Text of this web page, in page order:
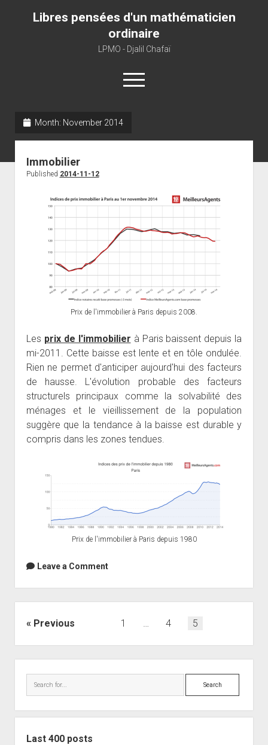
Libres pensées d'un mathématicien
ordinaire
LPMO - Djalil Chafaï
open
menu
About this blog
Month: November 2014
Immobilier
Published 2014-11-12
Prix de l'immobilier à Paris depuis 2008.
Les prix de l'immobilier à Paris baissent depuis la
mi-2011. Cette baisse est lente et en tôle ondulée.
Rien ne permet d'anticiper aujourd'hui des facteurs
de hausse. L'évolution probable des facteurs
structurels principaux comme la solvabilité des
ménages et le vieillissement de la population
suggère que la tendance à la baisse est durable y
compris dans les zones tendues.
Prix de l'immobilier à Paris depuis 1980
Leave a Comment
Posts
Previous 1 … 4 5
Search
Last 400 posts